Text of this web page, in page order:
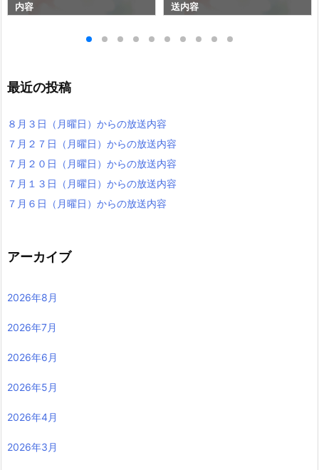
内容
送内容
最近の投稿
８月３日（月曜日）からの放送内容
７月２７日（月曜日）からの放送内容
７月２０日（月曜日）からの放送内容
７月１３日（月曜日）からの放送内容
７月６日（月曜日）からの放送内容
アーカイブ
2026年8月
2026年7月
2026年6月
2026年5月
2026年4月
2026年3月